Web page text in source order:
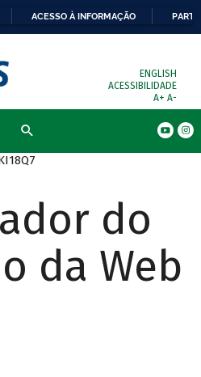
ACESSO À INFORMAÇÃO
ENGLISH
ACESSIBILIDADE
A+ A-
do
da Web